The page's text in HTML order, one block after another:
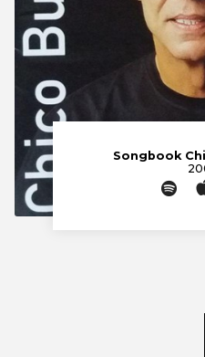
Songbook